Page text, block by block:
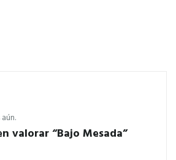
valorar “Bajo Mesada”